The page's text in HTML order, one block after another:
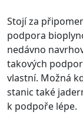
Stojí za
podpora
nedávno
takových
vlastní. Možná
stanic také
k podpoře lépe.